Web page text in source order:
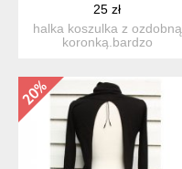
25 zł
halka koszulka z ozdobną
koronką.bardzo